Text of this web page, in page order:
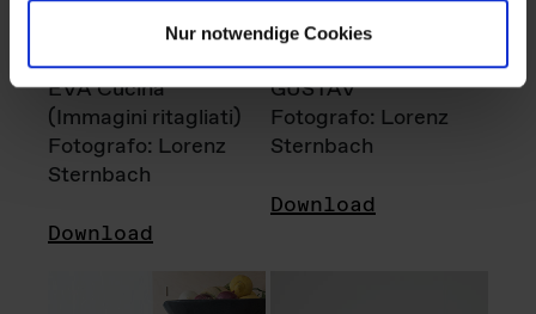
Nur notwendige Cookies
EVA Cucina
(Immagini ritagliati)
Fotografo: Lorenz
Sternbach
Download
GUSTAV
Fotografo: Lorenz
Sternbach
Download